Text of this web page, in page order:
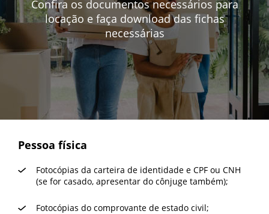
Confira os documentos necessários para
locação e faça download das fichas
necessárias
Pessoa física
Fotocópias da carteira de identidade e CPF ou CNH
(se for casado, apresentar do cônjuge também);
Fotocópias do comprovante de estado civil;